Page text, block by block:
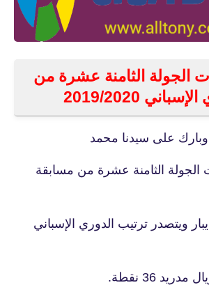
الجولة الثامنة عشرة من
2019/2020
على سيدنا محمد
الجولة الثامنة عشرة من مسابقة
ويتصدر ترتيب الدوري الإسباني